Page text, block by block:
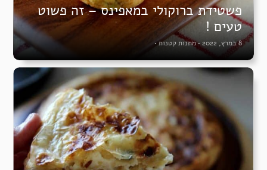
פשטידת ברוקולי במאפינס – זה פשוט
טעים !
8 במרץ, 2022 •מתנות קטנות•